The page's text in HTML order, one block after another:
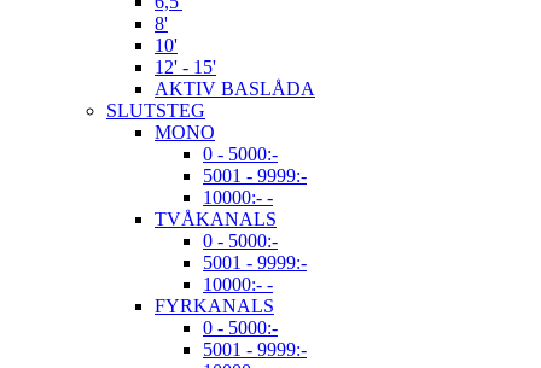
8'
10'
12' - 15'
AKTIV BASLÅDA
SLUTSTEG
MONO
0 - 5000:-
5001 - 9999:-
10000:- -
TVÅKANALS
0 - 5000:-
5001 - 9999:-
10000:- -
FYRKANALS
0 - 5000:-
5001 - 9999:-